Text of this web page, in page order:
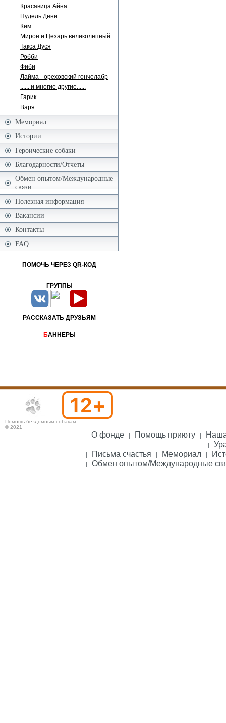
Красавица Айна
Пудель Дени
Ким
Мирон и Цезарь великолепный
Такса Дуся
Робби
Фиби
Лайма - ореховский гончелабр
...... и многие другие......
Гарик
Варя
Мемориал
Истории
Героические собаки
Благодарности/Отчеты
Обмен опытом/Международные
связи
Полезная информация
Вакансии
Контакты
FAQ
ПОМОЧЬ ЧЕРЕЗ QR-КОД
ГРУППЫ
РАССКАЗАТЬ ДРУЗЬЯМ
БАННЕРЫ
Помощь бездомным собакам
© 2021
О фонде Помощь приюту
Наша
Письма счастья
Мемориал
Обмен опытом/Международные